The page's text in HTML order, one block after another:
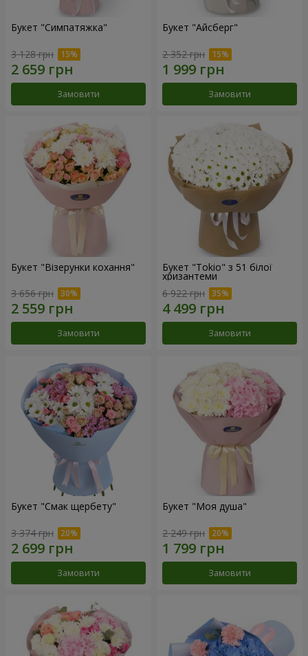
Букет "Симпатяжка"
3 128 грн
Замовити
Букет "Айсберг"
2 352 грн
Замовити
Букет "Візерунки кохання"
3 656 грн
Замовити
Букет "Tokio" з 51 білої
хризантеми
6 922 грн
Замовити
Букет "Смак щербету"
3 374 грн
Замовити
Букет "Моя душа"
2 249 грн
Замовити